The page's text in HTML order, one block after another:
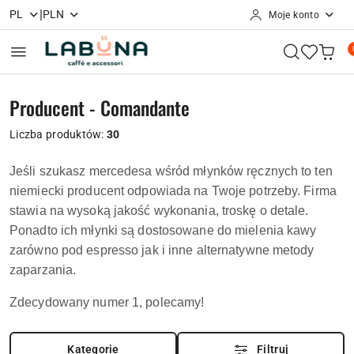
Przejdź do treści głównej
Przejdź do wyszukiwarki
Przejdź do moje konto
Przejdź do menu głównego
Przejdź do stopki
PL |PLN Moje konto
Producent - Comandante
Liczba produktów:30
Jeśli szukasz mercedesa wśród młynków ręcznych to ten
niemiecki producent odpowiada na Twoje potrzeby. Firma
stawia na wysoką jakość wykonania, troskę o detale.
Ponadto ich młynki są dostosowane do mielenia kawy
zarówno pod espresso jak i inne alternatywne metody
zaparzania.
Zdecydowany numer 1, polecamy!
Kategorie Filtruj